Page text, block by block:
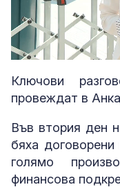
:
14.71%
Ключови
провеждат в
Във втория ден
бяха
голямо
финансова